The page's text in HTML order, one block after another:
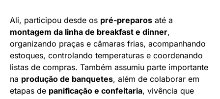
Ali, participou desde os pré-preparos até a
montagem da linha de breakfast e dinner,
organizando praças e câmaras frias, acompanhando
estoques, controlando temperaturas e coordenando
listas de compras. Também assumiu parte importante
na produção de banquetes, além de colaborar em
etapas de panificação e confeitaria, vivência que